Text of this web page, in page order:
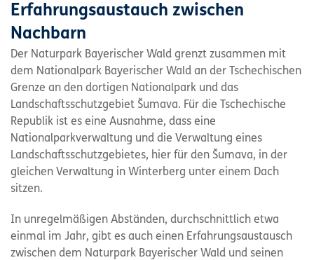
Erfahrungsaustauch zwischen
Nachbarn
Der Naturpark Bayerischer Wald grenzt zusammen mit
dem Nationalpark Bayerischer Wald an der Tschechischen
Grenze an den dortigen Nationalpark und das
Landschaftsschutzgebiet Šumava. Für die Tschechische
Republik ist es eine Ausnahme, dass eine
Nationalparkverwaltung und die Verwaltung eines
Landschaftsschutzgebietes, hier für den Šumava, in der
gleichen Verwaltung in Winterberg unter einem Dach
sitzen.
In unregelmäßigen Abständen, durchschnittlich etwa
einmal im Jahr, gibt es auch einen Erfahrungsaustausch
zwischen dem Naturpark Bayerischer Wald und seinen